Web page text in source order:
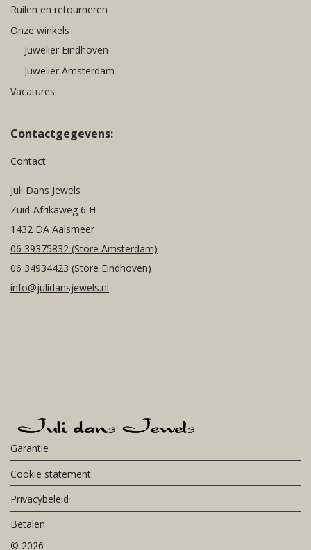
Ruilen en retourneren
Onze winkels
Juwelier Eindhoven
Juwelier Amsterdam
Vacatures
Contactgegevens:
Contact
Juli Dans Jewels
Zuid-Afrikaweg 6 H
1432 DA Aalsmeer
06 39375832 (Store Amsterdam)
06 34934423 (Store Eindhoven)
info@julidansjewels.nl
Garantie
Cookie statement
Privacybeleid
Betalen
© 2026